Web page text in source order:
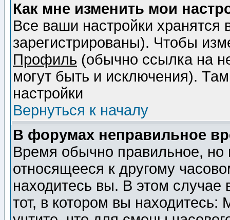
Как мне изменить мои
Все ваши настройки
зарегистрированы). Чтобы
Профиль (обычно ссылка на
могут быть и исключения).
настройки
Вернуться к началу
В форумах неправильное
Время обычно правильное,
относящееся к другому
находитесь вы. В этом
тот, в котором вы